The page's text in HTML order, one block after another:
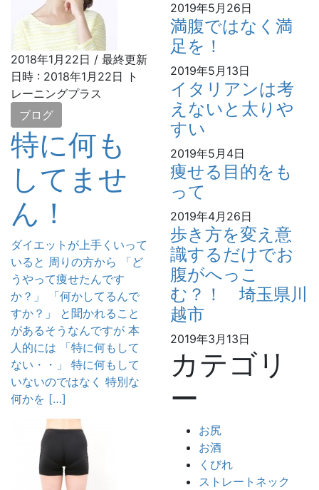
2018年1月22日 / 最終更新
日時 : 2018年1月22日
ト
レーニングプラス
ブログ
特に何も
してませ
ん！
ダイエットが上手くいって
いると 周りの方から 「ど
うやって痩せたんです
か？」 「何かしてるんで
すか？」 と聞かれること
があるそうなんですが 本
人的には 「特に何もして
ない・・」 特に何もして
いないのではなく 特別な
何かを […]
2019年5月26日
満腹ではなく満
足を！
2019年5月13日
イタリアンは考
えないと太りや
すい
2019年5月4日
痩せる目的をも
って
2019年4月26日
歩き方を変え意
識するだけでお
腹がへっこ
む？！ 埼玉県川
越市
2019年3月13日
カテゴリ
ー
お尻
お酒
くびれ
ストレートネック